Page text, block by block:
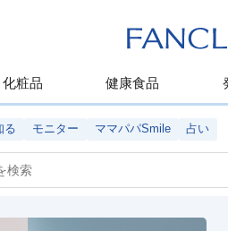
化粧品 健康食品
る モニター ママパパSmile 占い